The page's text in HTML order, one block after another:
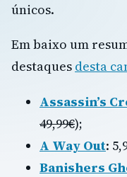
únicos.
Em baixo um
destaques desta
Assassin’s
49,99€);
A Way Out:
Banishers